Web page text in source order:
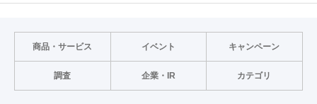
商品・サービス イベント キャンペーン
調査 企業・IR カテゴリ